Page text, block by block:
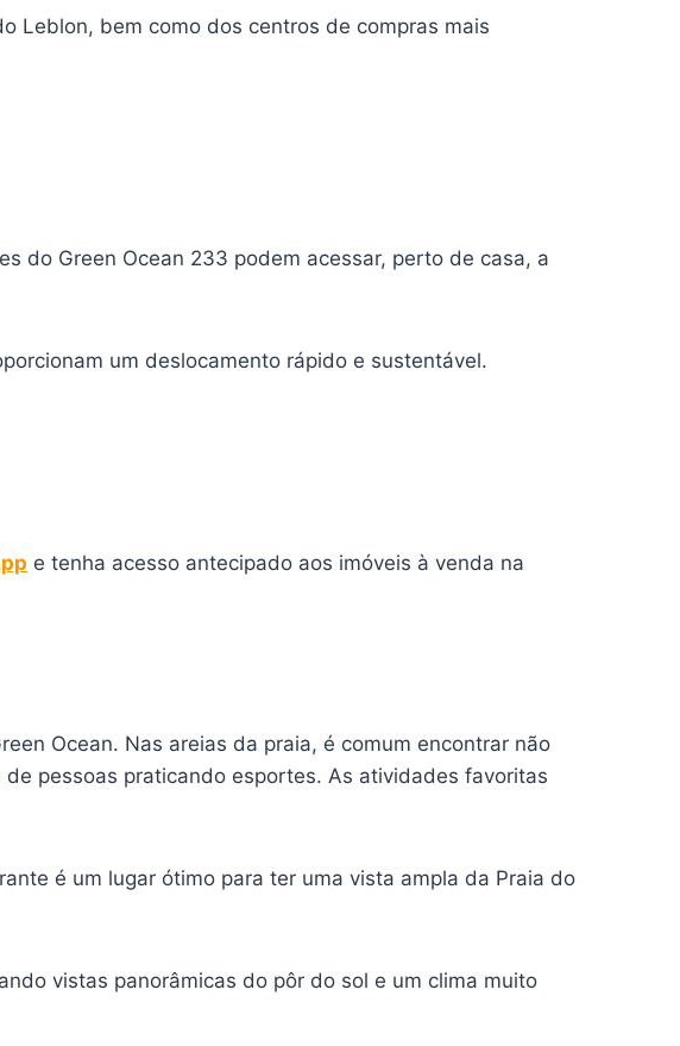
Leblon, bem como dos centros de compras mais
do Green Ocean 233 podem acessar, perto de casa, a
um deslocamento rápido e sustentável.
e tenha acesso antecipado aos imóveis à venda na
Ocean. Nas areias da praia, é comum encontrar não
pessoas praticando esportes. As atividades favoritas
é um lugar ótimo para ter uma vista ampla da Praia do
vistas panorâmicas do pôr do sol e um clima muito